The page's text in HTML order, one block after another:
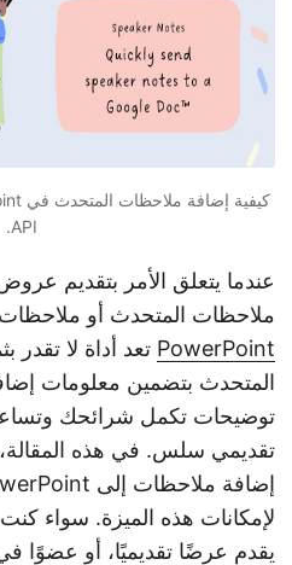
API.
عندما يتعلق الأمر بتقديم
ملاحظات المتحدث أو
PowerPointتعد أداة لا تقدر
المتحدث بتضمين معلومات
توضيحات تكمل شرائحك
تقديمي سلس. في هذه
لإمكانات هذه الميزة. سواء كنت
يقدم عرضًا تقديميًا، أو عضوًا في